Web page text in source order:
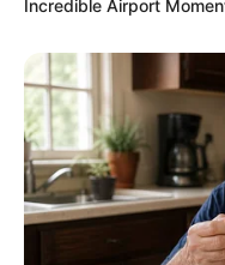
Incredible Airport